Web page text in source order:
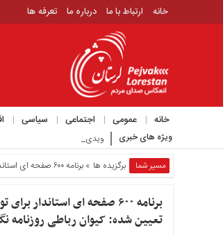
خانه ارتباط با ما درباره ما تعرفه ها
خانه عمومی اجتماعی سیاسی
ارتباط
ویژه های خبری ویدیوی عجیبی که حمید رسایی
مسیر شما برگزیده ها » برنامه ۶۰۰ صفحه ای استاندار برای توسعه لرستان و ضرورت حمایت اقشار مختلف مردم برای اجرای آن در زمان تعیین شده: کیوان رباطی روزنامه نگار
برنامه ۶۰۰ صفحه ای
تعیین شده: کیوان رباطی روزنامه